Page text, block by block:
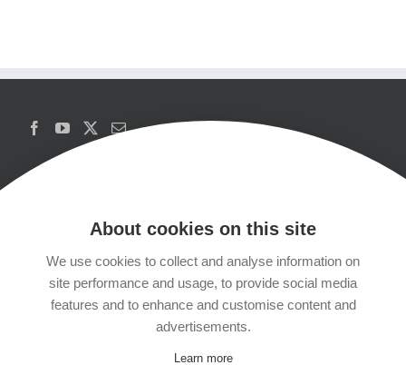
Copyrights
Datenschutzerklärung
About cookies on this site
We use cookies to collect and analyse information on
site performance and usage, to provide social media
features and to enhance and customise content and
advertisements.
Learn more